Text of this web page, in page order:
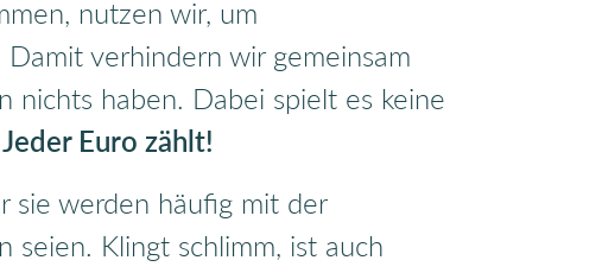
nutzen wir, um
verhindern wir gemeinsam
nichts haben. Dabei spielt es keine
Jeder Euro zählt!
sie werden häufig mit der
seien. Klingt schlimm, ist auch